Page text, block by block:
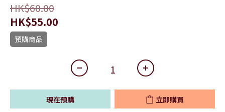
HK$60.00
HK$55.00
預購商品
現在預購 立即購買